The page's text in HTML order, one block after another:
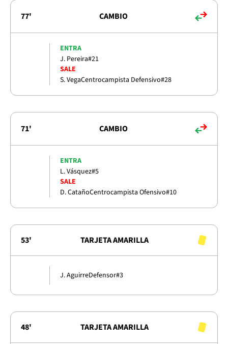
77' CAMBIO
ENTRA
J. Pereira#21
SALE
S. VegaCentrocampista Defensivo#28
71' CAMBIO
ENTRA
L. Vásquez#5
SALE
D. CatañoCentrocampista Ofensivo#10
53' TARJETA AMARILLA
J. AguirreDefensor#3
48' TARJETA AMARILLA